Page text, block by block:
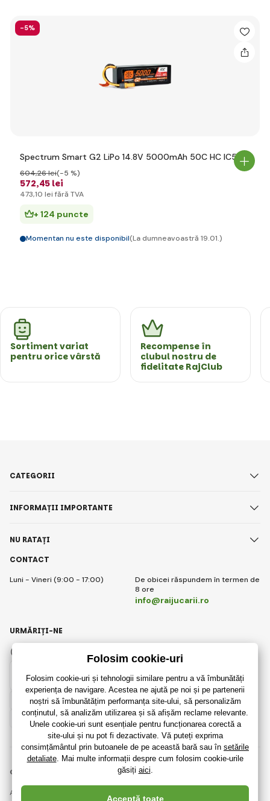
-5%
Spectrum Smart G2 LiPo 14.8V 5000mAh 50C HC IC5
572,45 lei
604,26 lei(-5 %)
473,10 lei fără TVA
+ 124 puncte
Momentan nu este disponibil(La dumneavoastră 19.01.)
Sortiment variat
pentru orice vârstă
Recompense în
clubul nostru de
fidelitate RajClub
CONTACT
Luni - Vineri (9:00 - 17:00)
De obicei răspundem în termen de
8 ore
info@raijucarii.ro
CATEGORII
INFORMAȚII IMPORTANTE
NU RATAȚI
Romanian
URMĂRIȚI-NE
Instagram
© 2018 - 2026 RaiJucării.ro, Toate drepturile rezervate
Această pagină este protejată prin reCAPTCHA și se aplică